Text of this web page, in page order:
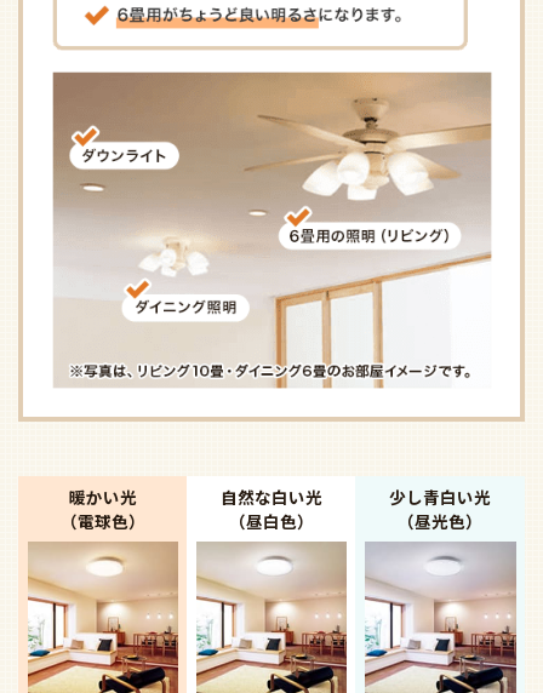
暖かい光
（電球色）
自然な白い光
（昼白色）
少し青白い光
（昼光色）